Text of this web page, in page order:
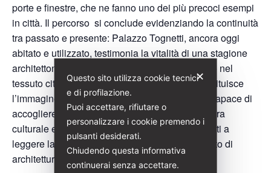
porte e finestre, che ne fanno uno dei più precoci esempi
in città. Il percorso si conclude evidenziando la continuità
tra passato e presente: Palazzo Tognetti, ancora oggi
abitato e utilizzato, testimonia la vitalità di una stagione
architettonica che ha lasciato un segno duraturo nel
tessuto cittadino. Nel complesso, l’itinerario restituisce
l’immagine di una Grosseto in trasformazione, capace di
accogliere il Liberty come espressione di apertura
culturale e di rinnovamento, e invita i partecipanti a
leggere la città come un racconto stratificato, fatto di
architetture, idee e storie intrecciate nel tempo.
✕
Questo sito utilizza cookie tecnici
e di profilazione.
Puoi accettare, rifiutare o
personalizzare i cookie premendo i
pulsanti desiderati.
Chiudendo questa informativa
continuerai senza accettare.